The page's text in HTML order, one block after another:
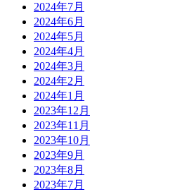
2024年7月
2024年6月
2024年5月
2024年4月
2024年3月
2024年2月
2024年1月
2023年12月
2023年11月
2023年10月
2023年9月
2023年8月
2023年7月